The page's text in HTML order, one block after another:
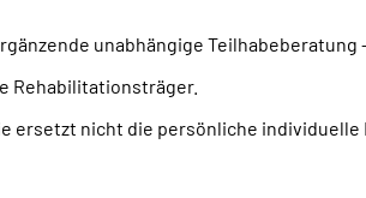
unabhängige Teilhabeberatung -
Rehabilitationsträger.
ersetzt nicht die persönliche individuelle